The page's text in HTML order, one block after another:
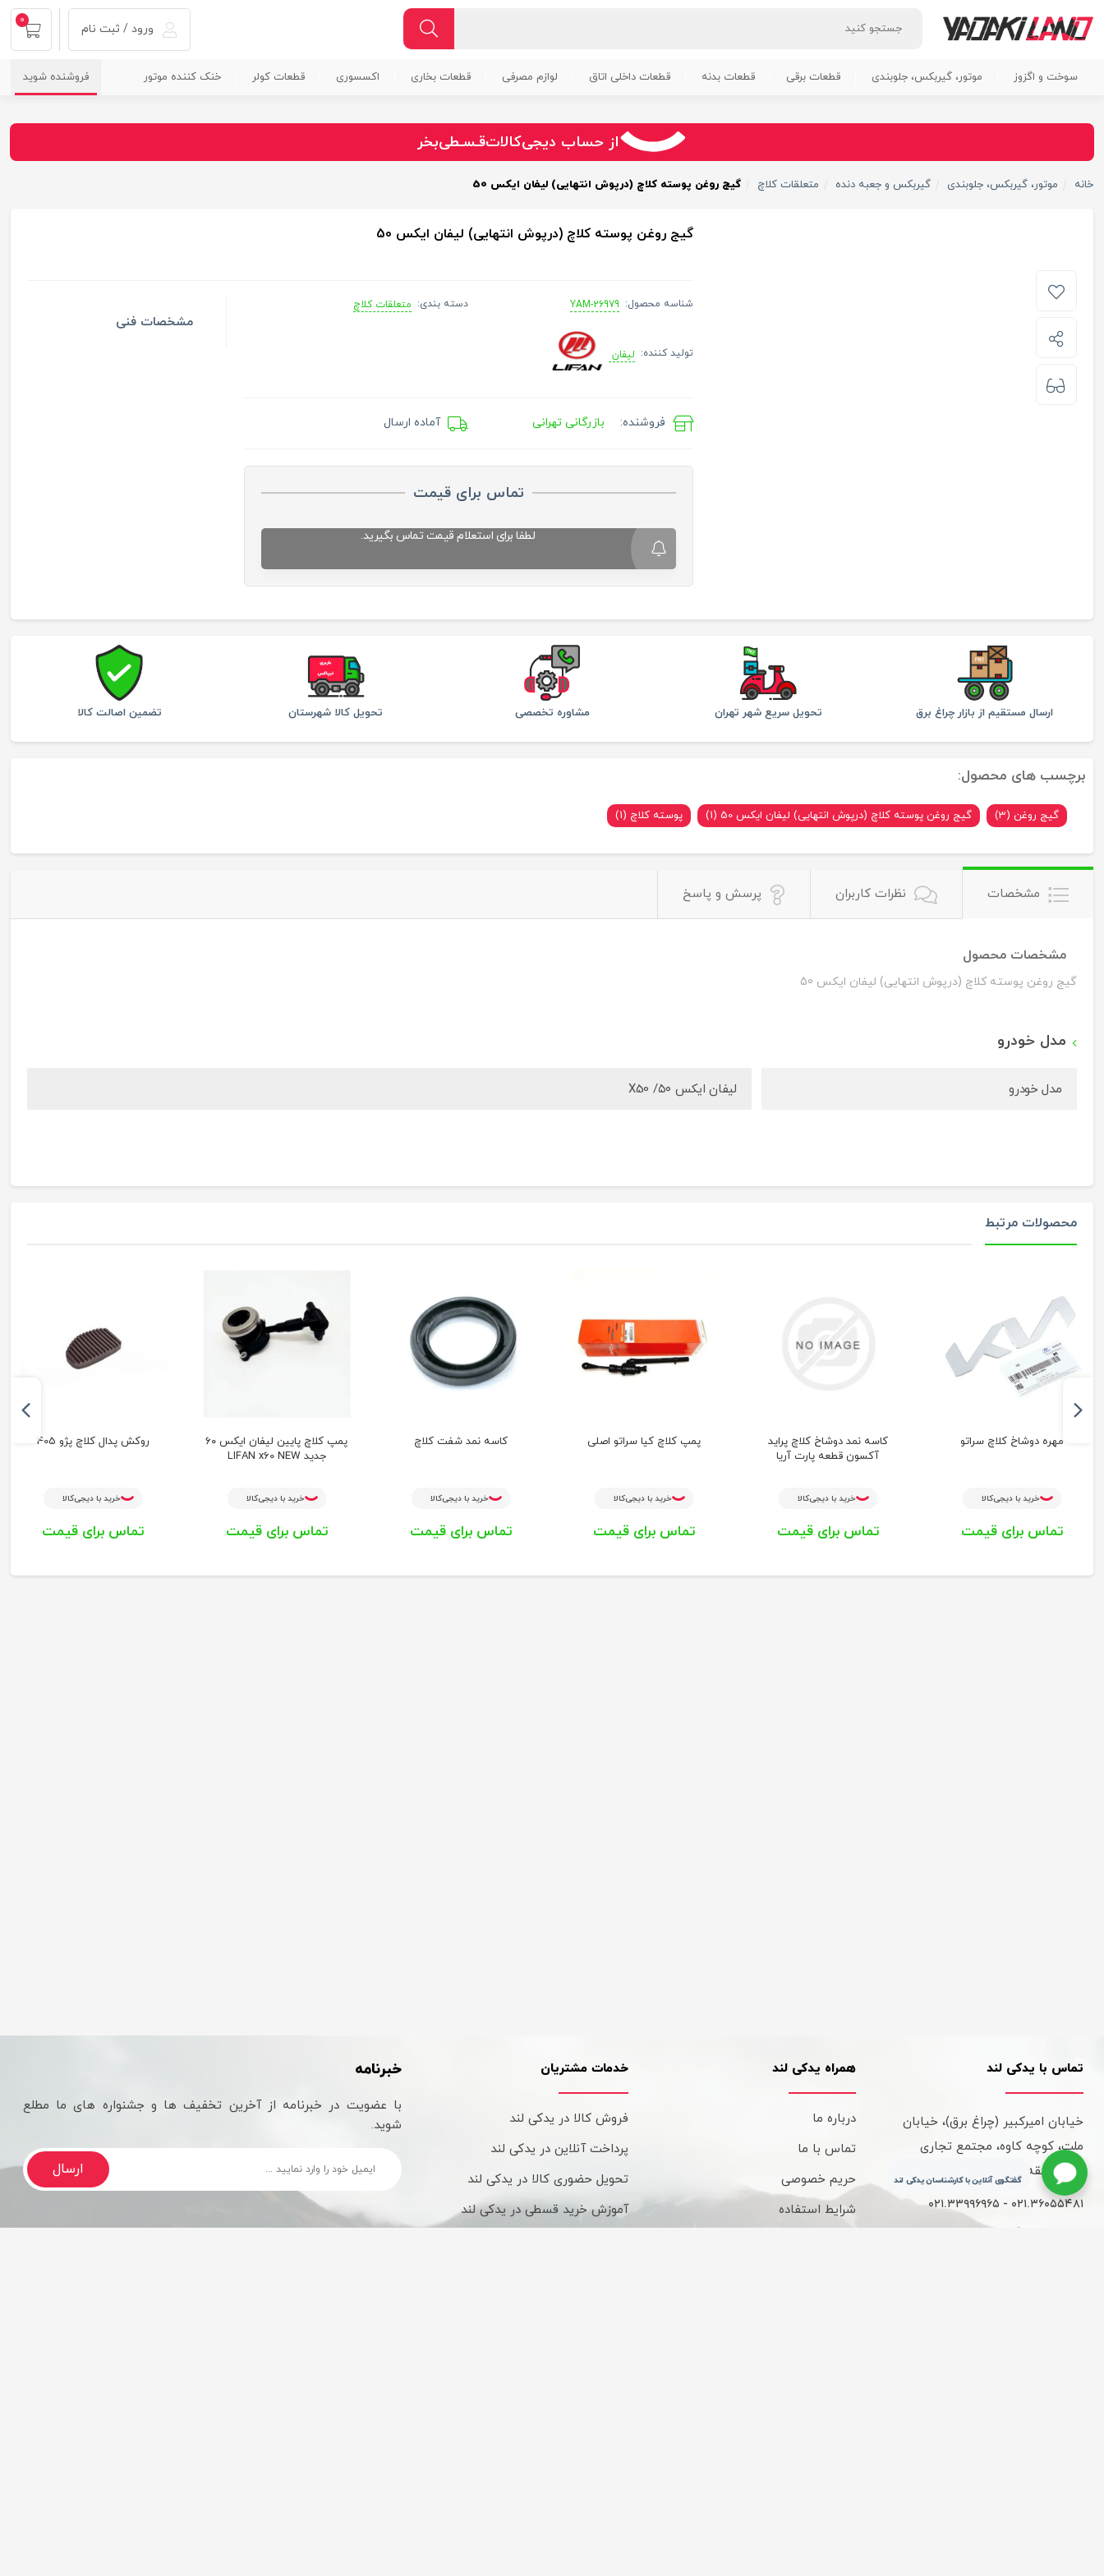
ورود / ثبت نام
0
سوخت و اگزوز موتور، گیربکس، جلوبندی قطعات برقی قطعات بدنه قطعات داخلی اتاق لوازم مصرفی قطعات بخاری اکسسوری قطعات کولر خنک کننده موتور فروشنده شوید
از حساب دیجی‌کالات
امـــــن
قـسـطیبخر
خانه موتور، گیربکس، جلوبندی گیربکس و جعبه دنده متعلقات کلاچ گیج روغن پوسته کلاچ (درپوش انتهایی) لیفان ایکس 50
گیج روغن پوسته کلاچ (درپوش انتهایی) لیفان ایکس 50
شناسه محصول: YAM-26979 دسته بندی: متعلقات کلاچ
تولید کننده: لیفان
فروشنده: بازرگانی تهرانی آماده ارسال
تماس برای قیمت
لطفا برای استعلام قیمت تماس بگیرید.
مشخصات فنی
ارسال مستقیم از بازار چراغ برق تحویل سریع شهر تهران مشاوره تخصصی تحویل کالا شهرستان تضمین اصالت کالا
برچسب های محصول:
گیج روغن (3) گیج روغن پوسته کلاچ (درپوش انتهایی) لیفان ایکس 50 (1) پوسته کلاچ (1)
مشخصات نظرات کاربران پرسش و پاسخ
مشخصات محصول
گیج روغن پوسته کلاچ (درپوش انتهایی) لیفان ایکس 50
مدل خودرو
مدل خودرو لیفان ایکس ۵۰/ X50
محصولات مرتبط
مهره دوشاخ کلاچ سراتو
خرید با دیجی‌کالا
تماس برای قیمت
کاسه نمد دوشاخ کلاچ پراید
آکسون قطعه پارت آریا
خرید با دیجی‌کالا
تماس برای قیمت
پمپ کلاچ کیا سراتو اصلی
خرید با دیجی‌کالا
تماس برای قیمت
کاسه نمد شفت کلاچ
خرید با دیجی‌کالا
تماس برای قیمت
پمپ کلاچ پایین لیفان ایکس ۶۰
جدید LIFAN x60 NEW
خرید با دیجی‌کالا
تماس برای قیمت
روكش پدال کلاچ پژو 405
خرید با دیجی‌کالا
تماس برای قیمت
تماس با یدکی لند
خیابان امیرکبیر (چراغ برق)، خیابان
ملت، کوچه کاوه، مجتمع تجاری
کاوه، طبقه سوم، واحد 315
۰۲۱.۳۳۹۹۶۹۶۵ - ۰۲۱.۳۶۰۵۵۴۸۱
ساعات کاری : 9 الی 18
همراه یدکی لند
درباره ما
تماس با ما
حریم خصوصی
شرایط استفاده
خدمات مشتریان
فروش کالا در یدکی لند
پرداخت آنلاین در یدکی لند
تحویل حضوری کالا در یدکی لند
آموزش خرید قسطی در یدکی لند
خبرنامه
با عضویت در خبرنامه از آخرین تخفیف ها و جشنواره های ما مطلع
شوید.
ارسال
گفتگوی آنلاین با کارشناسان یدکی لند